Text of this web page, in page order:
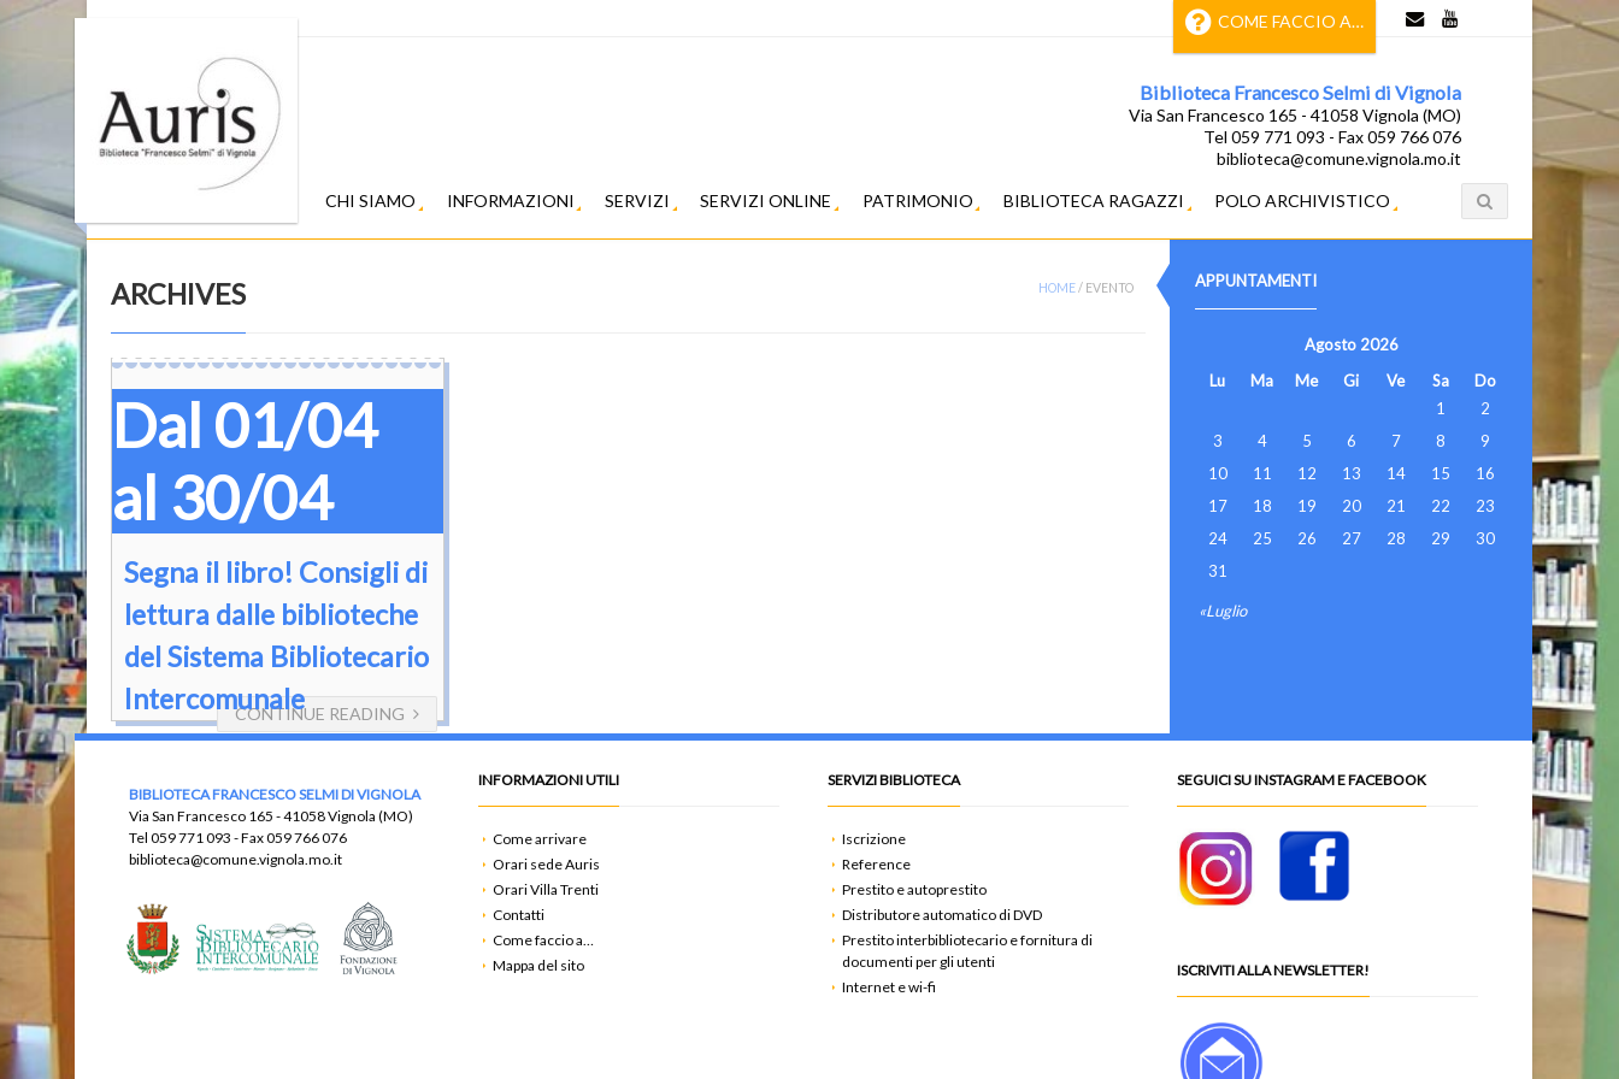
COME FACCIO A…
Biblioteca Francesco Selmi di Vignola
Via San Francesco 165 - 41058 Vignola (MO)
Tel 059 771 093 - Fax 059 766 076
biblioteca@comune.vignola.mo.it
CHI SIAMO INFORMAZIONI SERVIZI SERVIZI ONLINE PATRIMONIO BIBLIOTECA RAGAZZI POLO ARCHIVISTICO
APPUNTAMENTI
Agosto 2026
Lu
Ma Me Gi Ve Sa
Do
1
2
3
4 5 6 7 8
9
10
11 12 13 14 15
16
17
18 19 20 21 22
23
24
25 26 27 28 29
30
31
«Luglio
HOME/ EVENTO
ARCHIVES
Dal 01/04
al 30/04
Segna il libro! Consigli di
lettura dalle biblioteche
del Sistema Bibliotecario
IntercomunaleCONTINUE READING
BIBLIOTECA FRANCESCO SELMI DI VIGNOLA
Via San Francesco 165 - 41058 Vignola (MO)
Tel 059 771 093 - Fax059 766 076
biblioteca@comune.vignola.mo.it
INFORMAZIONI UTILI
Come arrivare
Orari sede Auris
Orari Villa Trenti
Contatti
Come faccio a…
Mappa del sito
SERVIZI BIBLIOTECA
Iscrizione
Reference
Prestito e autoprestito
Distributore automatico di DVD
Prestito interbibliotecario e fornitura di
documenti per gli utenti
Internet e wi-fi
SEGUICI SU INSTAGRAM E FACEBOOK
ISCRIVITI ALLA NEWSLETTER!